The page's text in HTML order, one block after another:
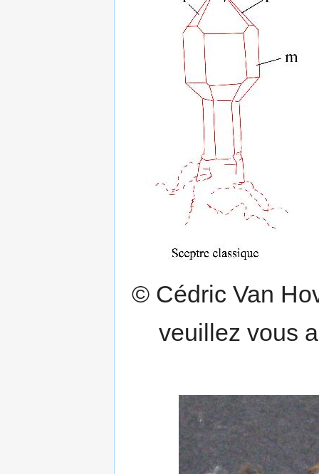
© Cédric Van
veuillez vous